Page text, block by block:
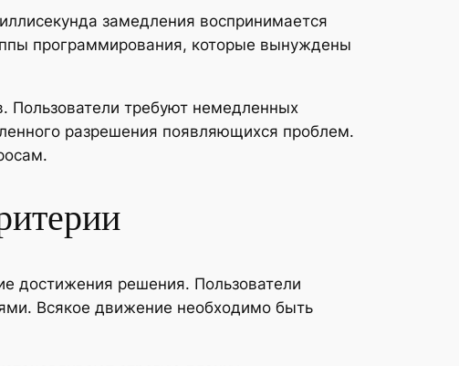
замедления воспринимается
программирования, которые вынуждены
Пользователи требуют немедленных
разрешения появляющихся проблем.
достижения решения. Пользователи
Всякое движение необходимо быть